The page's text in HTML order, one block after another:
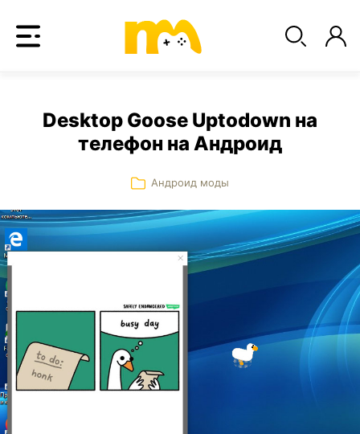
Desktop Goose Uptodown на
телефон на Андроид
Андроид моды